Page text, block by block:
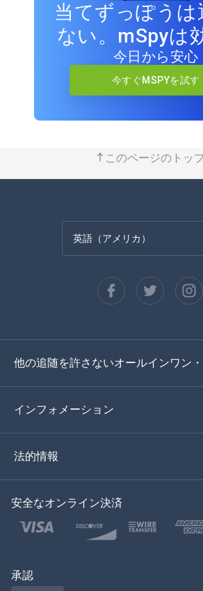
当てずっぽうは
ない。mSpyは
今日から安心
今すぐMSPYを試す
このページのトッ
英語（アメリカ）
スペイン語
ドイツ語
イタリア語
トルコ語
ポーランド語
他の追随を許さないオールインワン
インフォメーション
法的情報
安全なオンライン決済
承認